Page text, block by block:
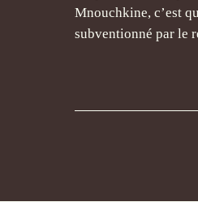
Mnouchkine, c’est
subventionné par le